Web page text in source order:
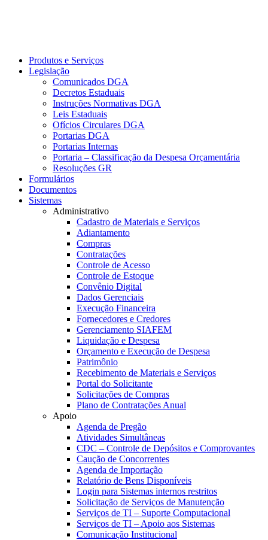
Produtos e Serviços
Legislação
Comunicados DGA
Decretos Estaduais
Instruções Normativas DGA
Leis Estaduais
Ofícios Circulares DGA
Portarias DGA
Portarias Internas
Portaria – Classificação da Despesa Orçamentária
Resoluções GR
Formulários
Documentos
Sistemas
Administrativo
Cadastro de Materiais e Serviços
Adiantamento
Compras
Contratações
Controle de Acesso
Controle de Estoque
Convênio Digital
Dados Gerenciais
Execução Financeira
Fornecedores e Credores
Gerenciamento SIAFEM
Liquidação e Despesa
Orçamento e Execução de Despesa
Patrimônio
Recebimento de Materiais e Serviços
Portal do Solicitante
Solicitações de Compras
Plano de Contratações Anual
Apoio
Agenda de Pregão
Atividades Simultâneas
CDC – Controle de Depósitos e Comprovantes
Caução de Concorrentes
Agenda de Importação
Relatório de Bens Disponíveis
Login para Sistemas internos restritos
Solicitação de Serviços de Manutenção
Serviços de TI – Suporte Computacional
Serviços de TI – Apoio aos Sistemas
Comunicação Institucional